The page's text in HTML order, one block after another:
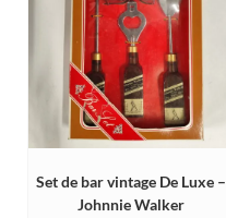
Set de bar vintage De Luxe –
Johnnie Walker